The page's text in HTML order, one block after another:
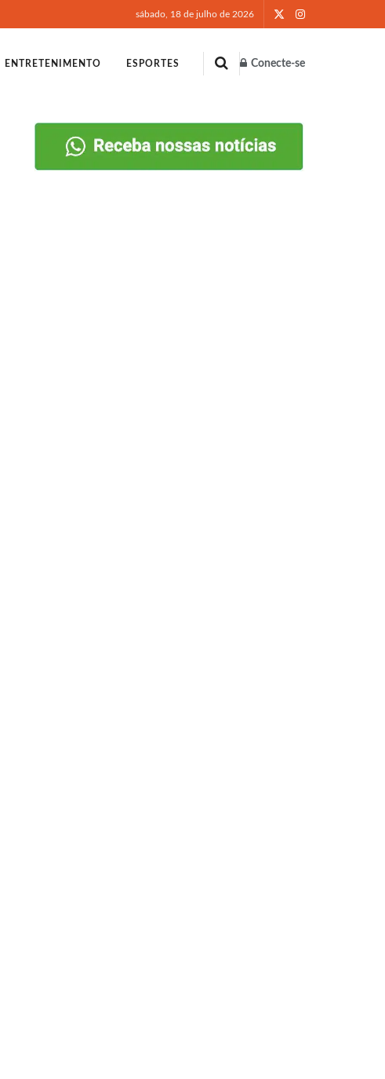
sábado, 18 de julho de 2026
ENTRETENIMENTO ESPORTES Conecte-se